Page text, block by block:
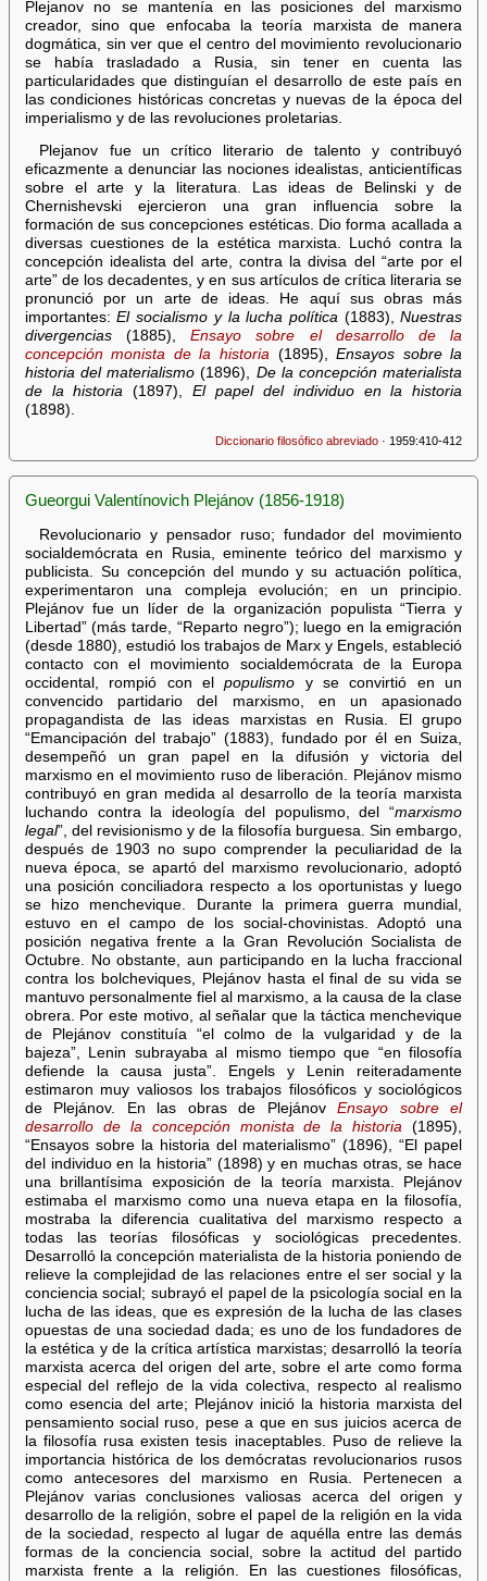
Plejanov no se mantenía en las posiciones del marxismo
creador, sino que enfocaba la teoría marxista de manera
dogmática, sin ver que el centro del movimiento revolucionario
se había trasladado a Rusia, sin tener en cuenta las
particularidades que distinguían el desarrollo de este país en
las condiciones históricas concretas y nuevas de la época del
imperialismo y de las revoluciones proletarias.
Plejanov fue un crítico literario de talento y contribuyó
eficazmente a denunciar las nociones idealistas, anticientíficas
sobre el arte y la literatura. Las ideas de Belinski y de
Chernishevski ejercieron una gran influencia sobre la
formación de sus concepciones estéticas. Dio forma acallada a
diversas cuestiones de la estética marxista. Luchó contra la
concepción idealista del arte, contra la divisa del “arte por el
arte” de los decadentes, y en sus artículos de crítica literaria se
pronunció por un arte de ideas. He aquí sus obras más
importantes:El socialismo y la lucha política(1883),Nuestras
divergencias(1885),Ensayo sobre el desarrollo de la
concepción monista de la historia (1895),Ensayos sobre la
historia del materialismo (1896), De la concepción materialista
de la historia (1897),El papel del individuo en la historia
(1898).
Diccionario filosófico abreviado · 1959:410-412
Gueorgui Valentínovich Plejánov (1856-1918)
Revolucionario y pensador ruso; fundador del movimiento
socialdemócrata en Rusia, eminente teórico del marxismo y
publicista. Su concepción del mundo y su actuación política,
experimentaron una compleja evolución; en un principio.
Plejánov fue un líder de la organización populista “Tierra y
Libertad” (más tarde, “Reparto negro”); luego en la emigración
(desde 1880), estudió los trabajos de Marx y Engels, estableció
contacto con el movimiento socialdemócrata de la Europa
occidental, rompió con elpopulismo y se convirtió en un
convencido partidario del marxismo, en un apasionado
propagandista de las ideas marxistas en Rusia. El grupo
“Emancipación del trabajo” (1883), fundado por él en Suiza,
desempeñó un gran papel en la difusión y victoria del
marxismo en el movimiento ruso de liberación. Plejánov mismo
contribuyó en gran medida al desarrollo de la teoría marxista
luchando contra la ideología del populismo, del “marxismo
legal”, del revisionismo y de la filosofía burguesa. Sin embargo,
después de 1903 no supo comprender la peculiaridad de la
nueva época, se apartó del marxismo revolucionario, adoptó
una posición conciliadora respecto a los oportunistas y luego
se hizo menchevique. Durante la primera guerra mundial,
estuvo en el campo de los social-chovinistas. Adoptó una
posición negativa frente a la Gran Revolución Socialista de
Octubre. No obstante, aun participando en la lucha fraccional
contra los bolcheviques, Plejánov hasta el final de su vida se
mantuvo personalmente fiel al marxismo, a la causa de la clase
obrera. Por este motivo, al señalar que la táctica menchevique
de Plejánov constituía “el colmo de la vulgaridad y de la
bajeza”, Lenin subrayaba al mismo tiempo que “en filosofía
defiende la causa justa”. Engels y Lenin reiteradamente
estimaron muy valiosos los trabajos filosóficos y sociológicos
de Plejánov. En las obras de PlejánovEnsayo sobre el
desarrollo de la concepción monista de la historia (1895),
“Ensayos sobre la historia del materialismo” (1896), “El papel
del individuo en la historia” (1898) y en muchas otras, se hace
una brillantísima exposición de la teoría marxista. Plejánov
estimaba el marxismo como una nueva etapa en la filosofía,
mostraba la diferencia cualitativa del marxismo respecto a
todas las teorías filosóficas y sociológicas precedentes.
Desarrolló la concepción materialista de la historia poniendo de
relieve la complejidad de las relaciones entre el ser social y la
conciencia social; subrayó el papel de la psicología social en la
lucha de las ideas, que es expresión de la lucha de las clases
opuestas de una sociedad dada; es uno de los fundadores de
la estética y de la crítica artística marxistas; desarrolló la teoría
marxista acerca del origen del arte, sobre el arte como forma
especial del reflejo de la vida colectiva, respecto al realismo
como esencia del arte; Plejánov inició la historia marxista del
pensamiento social ruso, pese a que en sus juicios acerca de
la filosofía rusa existen tesis inaceptables. Puso de relieve la
importancia histórica de los demócratas revolucionarios rusos
como antecesores del marxismo en Rusia. Pertenecen a
Plejánov varias conclusiones valiosas acerca del origen y
desarrollo de la religión, sobre el papel de la religión en la vida
de la sociedad, respecto al lugar de aquélla entre las demás
formas de la conciencia social, sobre la actitud del partido
marxista frente a la religión. En las cuestiones filosóficas,